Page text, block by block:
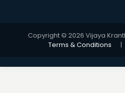
Copyright © 2026 Vijaya
Terms & Conditions
|